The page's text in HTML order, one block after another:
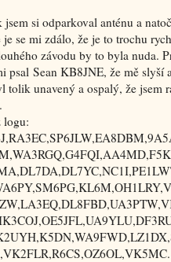
jsem si odparkoval anténu a
je se mi zdálo, že je to trochu
závodu by to byla nuda.
psal Sean KB8JNE, že mě
tolik unavený a ospalý, že jsem
logu: